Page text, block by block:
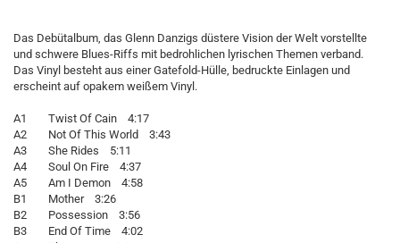
Das Debütalbum, das Glenn Danzigs düstere Vision der Welt vorstellte
und schwere Blues-Riffs mit bedrohlichen lyrischen Themen verband.
Das Vinyl besteht aus einer Gatefold-Hülle, bedruckte Einlagen und
erscheint auf opakem weißem Vinyl.
A1 Twist Of Cain 4:17
A2 Not Of This World 3:43
A3 She Rides 5:11
A4 Soul On Fire 4:37
A5 Am I Demon 4:58
B1 Mother 3:26
B2 Possession 3:56
B3 End Of Time 4:02